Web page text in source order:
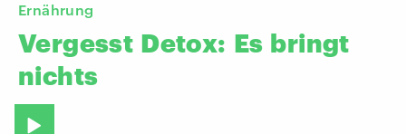
Ernährung
Vergesst Detox: Es bringt
nichts